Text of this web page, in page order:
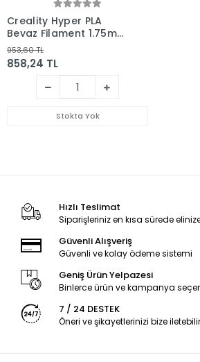
Creality Hyper PLA
Beyaz Filament 1.75mm
1Kg
953,60 TL
858,24 TL
Stokta Yok
Hızlı Teslimat
Siparişleriniz en kısa sürede
Güvenli Alışveriş
Güvenli ve kolay ödeme sistemi
Geniş Ürün Yelpazesi
Binlerce ürün ve kampanya
7 / 24 DESTEK
Öneri ve şikayetlerinizi bize